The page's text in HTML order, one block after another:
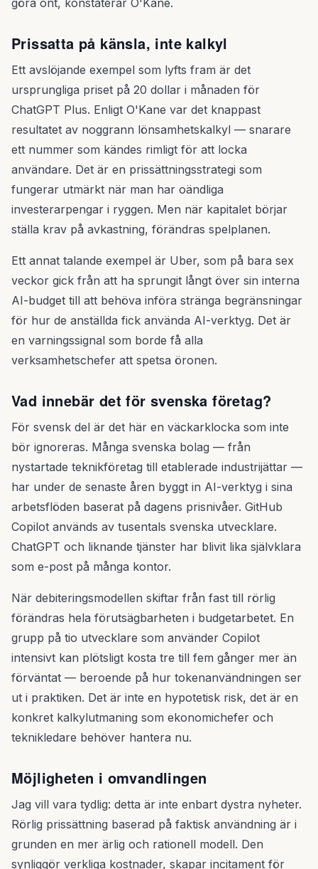
göra ont, konstaterar O'Kane.
Prissatta på känsla, inte kalkyl
Ett avslöjande exempel som lyfts fram är det
ursprungliga priset på 20 dollar i månaden för
ChatGPT Plus. Enligt O'Kane var det knappast
resultatet av noggrann lönsamhetskalkyl — snarare
ett nummer som kändes rimligt för att locka
användare. Det är en prissättningsstrategi som
fungerar utmärkt när man har oändliga
investerarpengar i ryggen. Men när kapitalet börjar
ställa krav på avkastning, förändras spelplanen.
Ett annat talande exempel är Uber, som på bara sex
veckor gick från att ha sprungit långt över sin interna
AI-budget till att behöva införa stränga begränsningar
för hur de anställda fick använda AI-verktyg. Det är
en varningssignal som borde få alla
verksamhetschefer att spetsa öronen.
Vad innebär det för svenska företag?
För svensk del är det här en väckarklocka som inte
bör ignoreras. Många svenska bolag — från
nystartade teknikföretag till etablerade industrijättar —
har under de senaste åren byggt in AI-verktyg i sina
arbetsflöden baserat på dagens prisnivåer. GitHub
Copilot används av tusentals svenska utvecklare.
ChatGPT och liknande tjänster har blivit lika självklara
som e-post på många kontor.
När debiteringsmodellen skiftar från fast till rörlig
förändras hela förutsägbarheten i budgetarbetet. En
grupp på tio utvecklare som använder Copilot
intensivt kan plötsligt kosta tre till fem gånger mer än
förväntat — beroende på hur tokenanvändningen ser
ut i praktiken. Det är inte en hypotetisk risk, det är en
konkret kalkylutmaning som ekonomichefer och
teknikledare behöver hantera nu.
Möjligheten i omvandlingen
Jag vill vara tydlig: detta är inte enbart dystra nyheter.
Rörlig prissättning baserad på faktisk användning är i
grunden en mer ärlig och rationell modell. Den
synliggör verkliga kostnader, skapar incitament för